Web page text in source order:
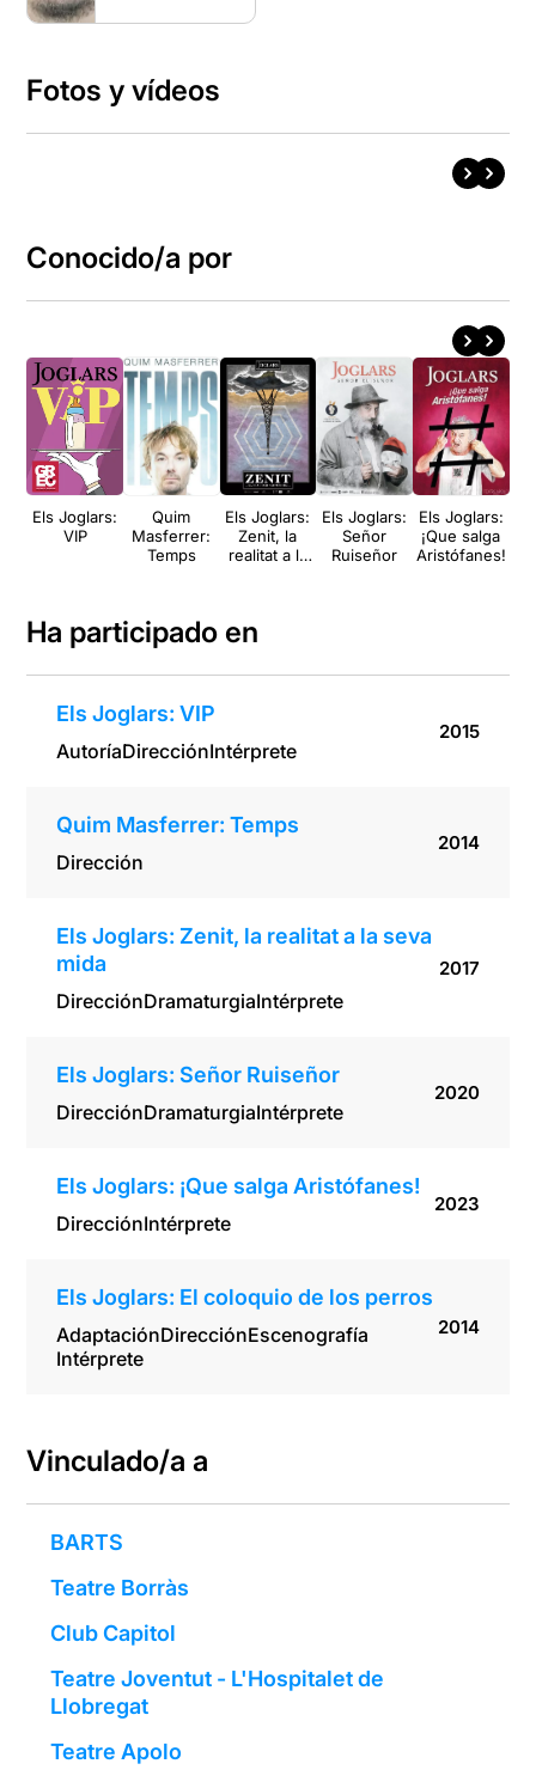
Fotos y vídeos
Conocido/a por
Els Joglars:
VIP
Quim
Masferrer:
Temps
Els Joglars:
Zenit, la
realitat a la
Els Joglars:
Señor
Ruiseñor
Els Joglars:
¡Que salga
Aristófanes!
Ha participado en
Els Joglars: VIP
AutoríaDirecciónIntérprete
2015
Quim Masferrer: Temps
Dirección
2014
Els Joglars: Zenit, la realitat a la seva
mida
DirecciónDramaturgiaIntérprete
2017
Els Joglars: Señor Ruiseñor
DirecciónDramaturgiaIntérprete
2020
Els Joglars: ¡Que salga Aristófanes!
DirecciónIntérprete
2023
Els Joglars: El coloquio de los perros
AdaptaciónDirecciónEscenografía
Intérprete
2014
Vinculado/a a
BARTS
Teatre Borràs
Club Capitol
Teatre Joventut - L'Hospitalet de
Llobregat
Teatre Apolo